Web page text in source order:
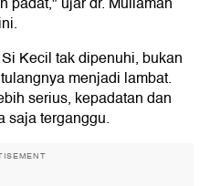
Kecil tak dipenuhi, bukan
menjadi lambat.
serius, kepadatan dan
saja terganggu.